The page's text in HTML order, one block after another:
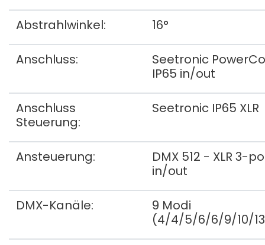
Abstrahlwinkel: 16°
Anschluss:
Seetronic
IP65 in/out
Anschluss
Steuerung:
Seetronic IP65 XLR
Ansteuerung:
DMX 512 - XLR 3-
in/out
DMX-Kanäle:
9 Modi
(4/4/5/6/6/9/10/